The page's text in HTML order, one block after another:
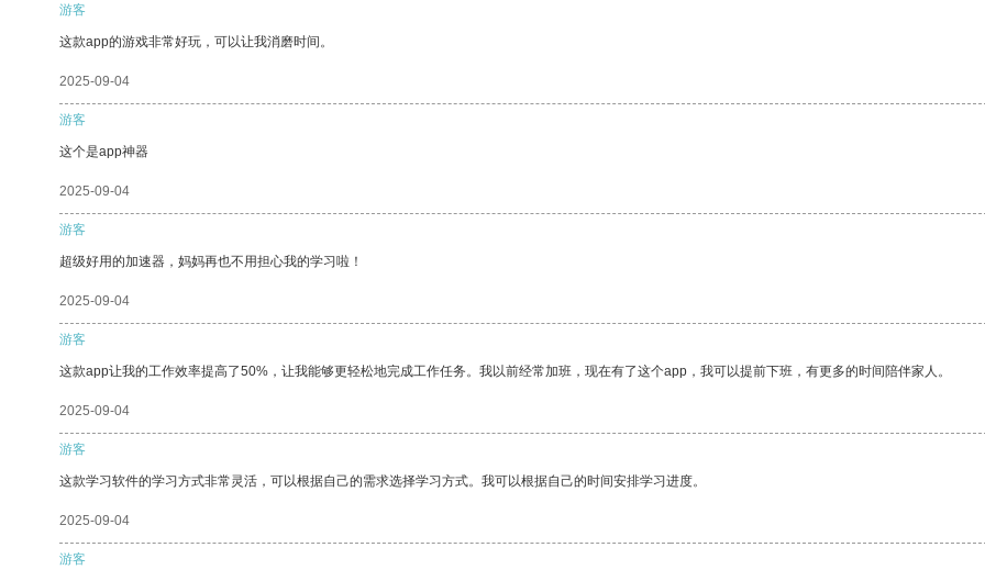
游客
这款app的游戏非常好玩，可以让我消磨时间。
2025-09-04
游客
这个是app神器
2025-09-04
游客
超级好用的加速器，妈妈再也不用担心我的学习啦！
2025-09-04
游客
这款app让我的工作效率提高了50%，让我能够更轻松地完成工作任务。我以前经常加班，现在有了这个app，我可以提前下班，有更多的时间陪伴家人。
2025-09-04
游客
这款学习软件的学习方式非常灵活，可以根据自己的需求选择学习方式。我可以根据自己的时间安排学习进度。
2025-09-04
游客